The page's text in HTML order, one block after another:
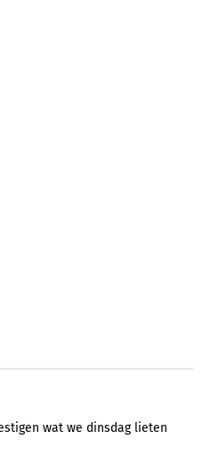
wat we dinsdag lieten